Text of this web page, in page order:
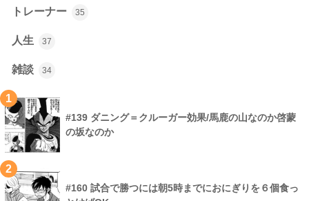
トレーナー 35
人生 37
雑談 34
1
#139 ダニング＝クルーガー効果/馬鹿の山なのか啓蒙
の坂なのか
2
#160 試合で勝つには朝5時までにおにぎりを６個食っ